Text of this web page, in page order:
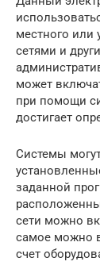
местного или
сетями и
может
при помощи
достигает
Системы
заданной
сети можно
самое можно
счет